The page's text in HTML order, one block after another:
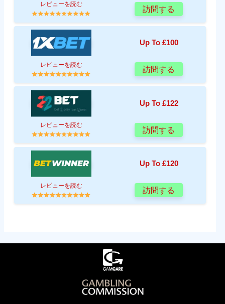
レビューを読む
訪問する
Up To £100
レビューを読む
訪問する
Up To £122
レビューを読む
訪問する
Up To £120
レビューを読む
訪問する